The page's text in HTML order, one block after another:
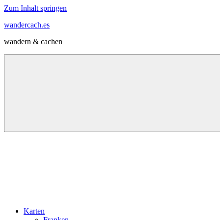
Zum Inhalt springen
wandercach.es
wandern & cachen
Karten